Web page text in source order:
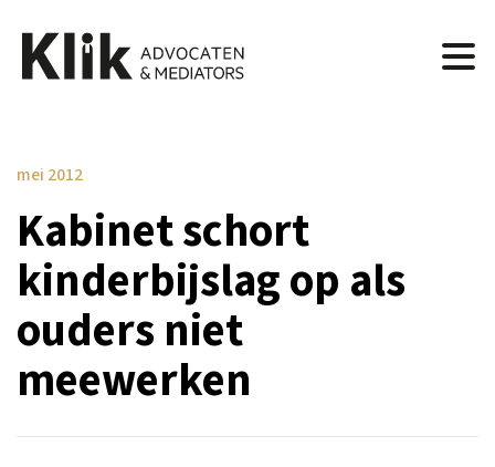
mei 2012
Kabinet schort
kinderbijslag op als
ouders niet
meewerken